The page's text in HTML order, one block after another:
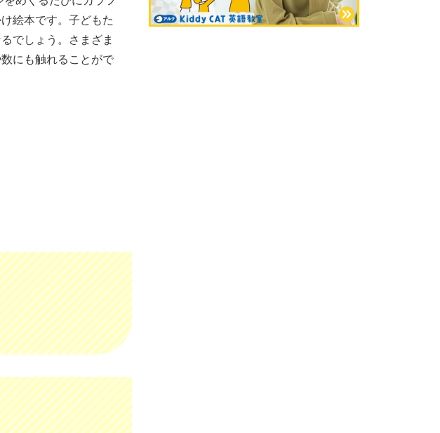
絵本です。子どもた
でしょう。さまざま
にも触れることがで